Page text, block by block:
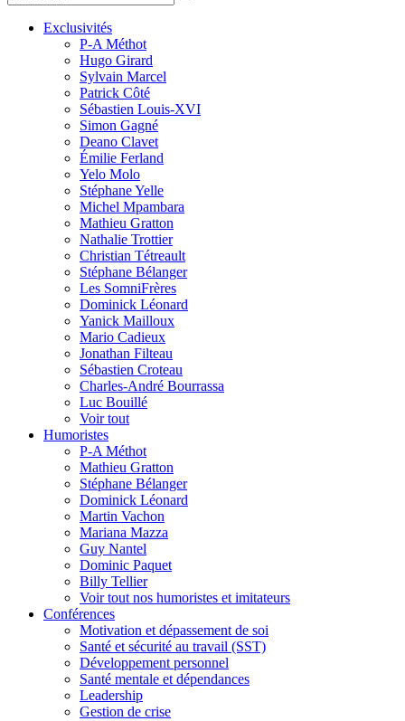
Exclusivités
P-A Méthot
Hugo Girard
Sylvain Marcel
Patrick Côté
Sébastien Louis-XVI
Simon Gagné
Deano Clavet
Émilie Ferland
Yelo Molo
Stéphane Yelle
Michel Mpambara
Mathieu Gratton
Nathalie Trottier
Christian Tétreault
Stéphane Bélanger
Les SomniFrères
Dominick Léonard
Yanick Mailloux
Mario Cadieux
Jonathan Filteau
Sébastien Croteau
Charles-André Bourrassa
Luc Bouillé
Voir tout
Humoristes
P-A Méthot
Mathieu Gratton
Stéphane Bélanger
Dominick Léonard
Martin Vachon
Mariana Mazza
Guy Nantel
Dominic Paquet
Billy Tellier
Voir tout nos humoristes et imitateurs
Conférences
Motivation et dépassement de soi
Santé et sécurité au travail (SST)
Développement personnel
Santé mentale et dépendances
Leadership
Gestion de crise